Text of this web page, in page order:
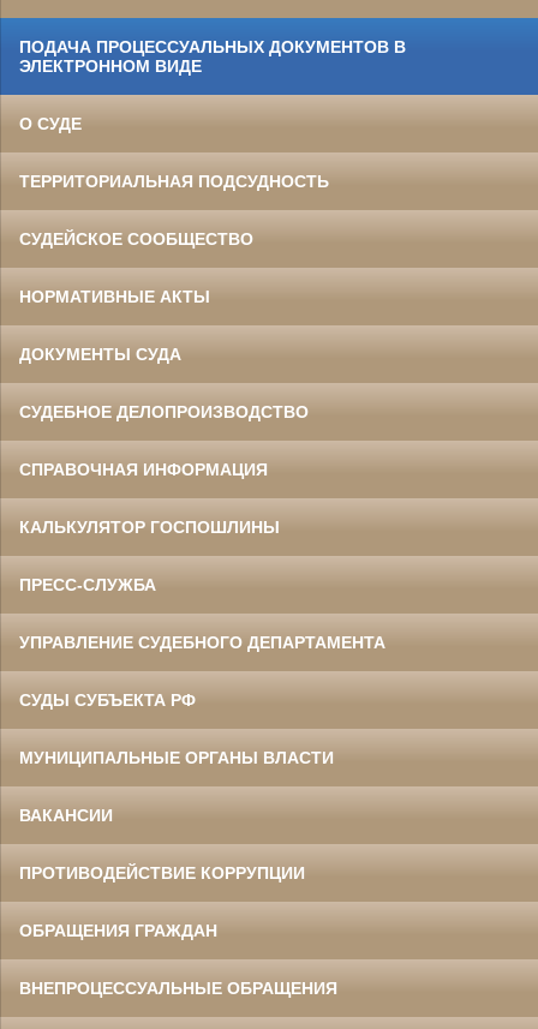
ПОДАЧА ПРОЦЕССУАЛЬНЫХ ДОКУМЕНТОВ В
ЭЛЕКТРОННОМ ВИДЕ
О СУДЕ
ТЕРРИТОРИАЛЬНАЯ ПОДСУДНОСТЬ
СУДЕЙСКОЕ СООБЩЕСТВО
НОРМАТИВНЫЕ АКТЫ
ДОКУМЕНТЫ СУДА
СУДЕБНОЕ ДЕЛОПРОИЗВОДСТВО
СПРАВОЧНАЯ ИНФОРМАЦИЯ
КАЛЬКУЛЯТОР ГОСПОШЛИНЫ
ПРЕСС-СЛУЖБА
УПРАВЛЕНИЕ СУДЕБНОГО ДЕПАРТАМЕНТА
СУДЫ СУБЪЕКТА РФ
МУНИЦИПАЛЬНЫЕ ОРГАНЫ ВЛАСТИ
ВАКАНСИИ
ПРОТИВОДЕЙСТВИЕ КОРРУПЦИИ
ОБРАЩЕНИЯ ГРАЖДАН
ВНЕПРОЦЕССУАЛЬНЫЕ ОБРАЩЕНИЯ